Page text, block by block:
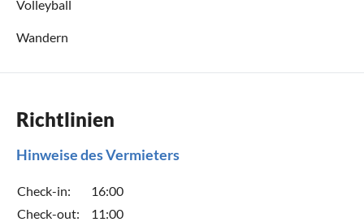
Volleyball
Wandern
Richtlinien
Hinweise des Vermieters
Check-in:
16:00
Check-out:
11:00